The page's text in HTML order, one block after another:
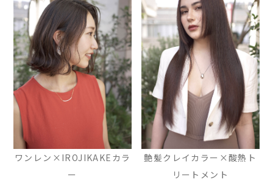
ワンレン×IROJIKAKEカラ
ー
艶髪クレイカラー×酸熱ト
リートメント